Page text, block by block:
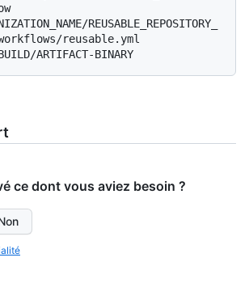
REUSABLE_REPOSITORY_
reusable.yml
ce dont vous aviez besoin ?